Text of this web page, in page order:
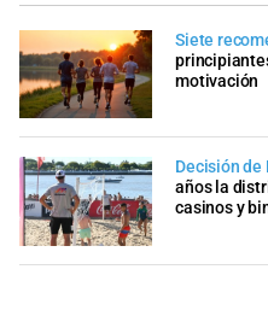
Siete
motivación
Decisión de
años la
casinos y